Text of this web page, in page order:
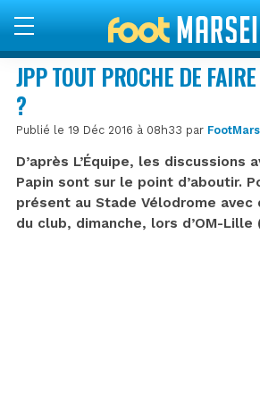
JPP TOUT PROCHE DE
?
Publié le 19 Déc 2016 à 08h33 par
D’après L’Équipe, les discussions
Papin sont sur le point d’aboutir.
présent au Stade Vélodrome avec
du club, dimanche, lors d’OM-Lille